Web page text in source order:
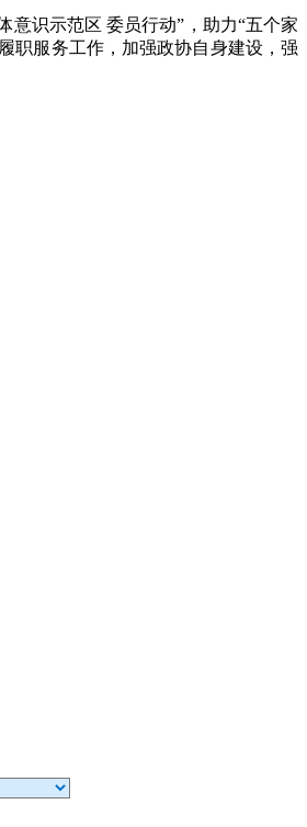
识示范区 委员行动”，助力“五个家
职服务工作，加强政协自身建设，强